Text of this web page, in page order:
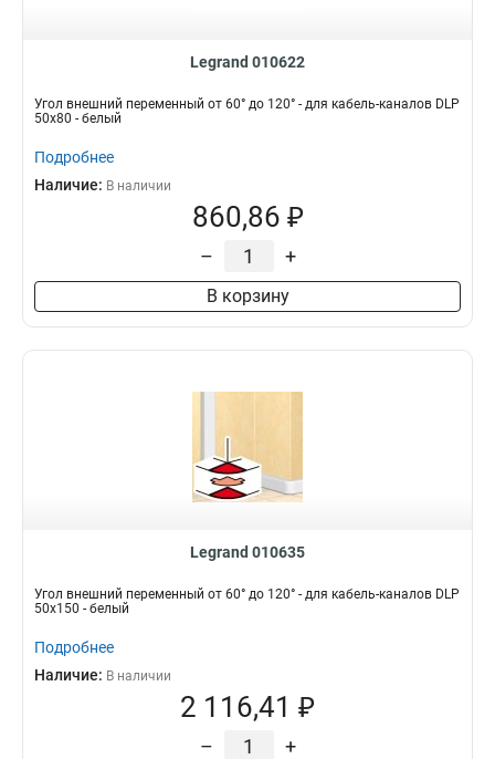
Legrand 010622
Угол внешний переменный от 60° до 120° - для кабель-каналов DLP
50х80 - белый
Подробнее
Наличие: В наличии
860,86 ₽
– +
В корзину
Legrand 010635
Угол внешний переменный от 60° до 120° - для кабель-каналов DLP
50х150 - белый
Подробнее
Наличие: В наличии
2 116,41 ₽
– +